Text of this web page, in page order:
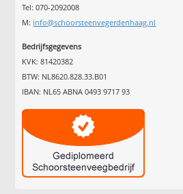
Tel: 070-2092008
M: info@schoorsteenvegerdenhaag.nl
Bedrijfsgegevens
KVK: 81420382
BTW: NL8620.828.33.B01
IBAN: NL65 ABNA 0493 9717 93